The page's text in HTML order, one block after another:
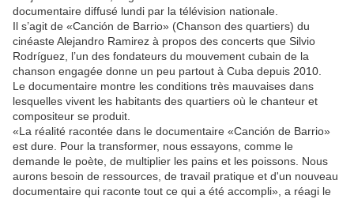
documentaire diffusé lundi par la télévision nationale.
Il s’agit de «Canción de Barrio» (Chanson des quartiers) du
cinéaste Alejandro Ramirez à propos des concerts que Silvio
Rodríguez, l’un des fondateurs du mouvement cubain de la
chanson engagée donne un peu partout à Cuba depuis 2010.
Le documentaire montre les conditions très mauvaises dans
lesquelles vivent les habitants des quartiers où le chanteur et
compositeur se produit.
«La réalité racontée dans le documentaire «Canción de Barrio»
est dure. Pour la transformer, nous essayons, comme le
demande le poète, de multiplier les pains et les poissons. Nous
aurons besoin de ressources, de travail pratique et d'un nouveau
documentaire qui raconte tout ce qui a été accompli», a réagi le